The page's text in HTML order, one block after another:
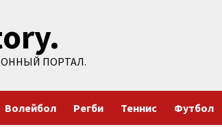
ПОРТАЛ.
Волейбол Регби Теннис Футбол